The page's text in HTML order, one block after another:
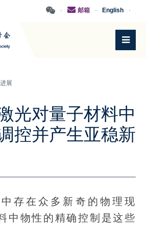
·
English
·
邮箱
·
展
光对量子材料中
控并产生亚稳新
在众多新奇的物理现
中物性的精确控制是这些